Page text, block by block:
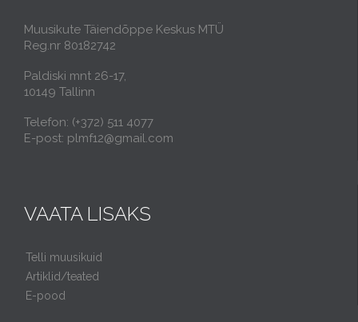
Muusikute Täiendõppe Keskus MTÜ
Reg.nr 80182742
Paldiski mnt 26-17,
10149 Tallinn
Telefon: (+372) 511 4077
E-post: plmf12@gmail.com
VAATA LISAKS
Telli muusikuid
Artiklid/teated
E-pood